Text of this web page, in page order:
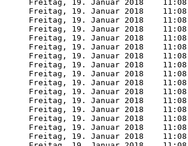
Freitag, 19. Januar 2018
Freitag, 19. Januar 2018
Freitag, 19. Januar 2018
Freitag, 19. Januar 2018
Freitag, 19. Januar 2018
Freitag, 19. Januar 2018
Freitag, 19. Januar 2018
Freitag, 19. Januar 2018
Freitag, 19. Januar 2018
Freitag, 19. Januar 2018
Freitag, 19. Januar 2018
Freitag, 19. Januar 2018
Freitag, 19. Januar 2018
Freitag, 19. Januar 2018
Freitag, 19. Januar 2018
Freitag, 19. Januar 2018